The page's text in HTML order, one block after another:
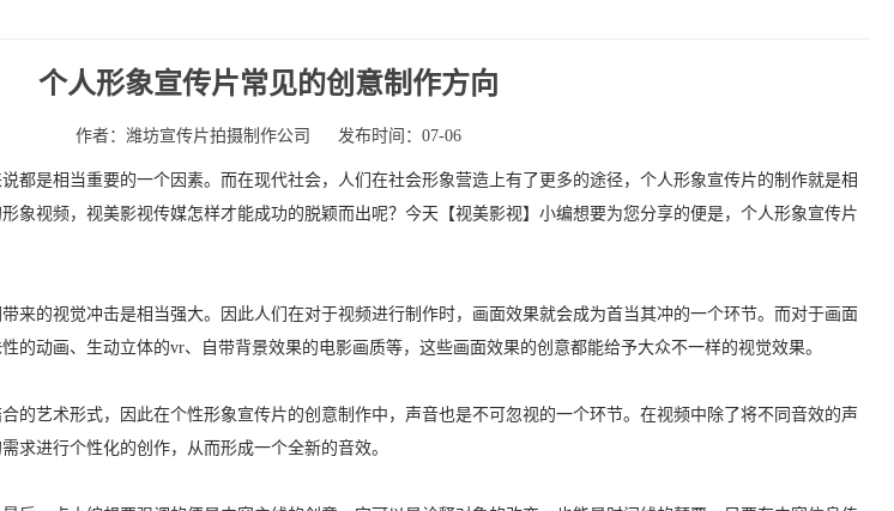
个人形象宣传片常见的创意制作方向
作者：潍坊宣传片拍摄制作公司 发布时间：07-06
都是相当重要的一个因素。而在现代社会，人们在社会形象营造上有了更多的途径，个人形象宣传片的制作就是相
象视频，视美影视传媒怎样才能成功的脱颖而出呢？今天【视美影视】小编想要为您分享的便是，个人形象宣传片
来的视觉冲击是相当强大。因此人们在对于视频进行制作时，画面效果就会成为首当其冲的一个环节。而对于画面
的动画、生动立体的vr、自带背景效果的电影画质等，这些画面效果的创意都能给予大众不一样的视觉效果。
的艺术形式，因此在个性形象宣传片的创意制作中，声音也是不可忽视的一个环节。在视频中除了将不同音效的声
求进行个性化的创作，从而形成一个全新的音效。